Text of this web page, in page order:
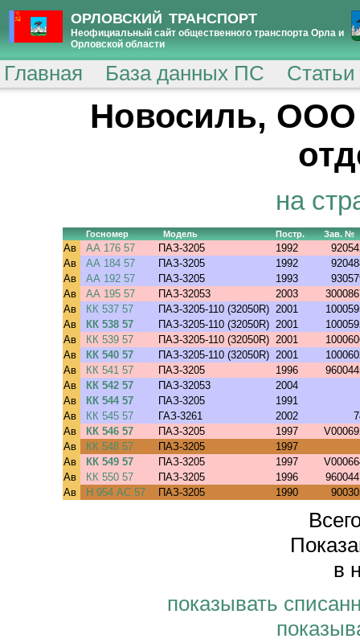
ОРЛОВСКИЙ ТРАНСПОРТ
Неофициальный сайт общественного транспорта Орла и
Орловской области
Главная База данных ПС
Новосиль, ООО
на
Госномер Модель Постр. Зав. №
Ав АА 176 57 ПАЗ-3205 1992
Ав
АА 184 57 ПАЗ-3205 1992
Ав
АА 192 57 ПАЗ-3205 1993
Ав
АА 195 57 ПАЗ-32053 2003
Ав
КК 537 57 ПАЗ-3205-110 (32050R) 2001
Ав
КК 538 57 ПАЗ-3205-110 (32050R) 2001
Ав
КК 539 57 ПАЗ-3205-110 (32050R) 2001
Ав
КК 540 57 ПАЗ-3205-110 (32050R) 2001
Ав
КК 541 57 ПАЗ-3205 1996
Ав
КК 542 57 ПАЗ-32053
2004
Ав
КК 544 57 ПАЗ-3205
1991
Ав
КК 545 57 ГАЗ-3261 2002
Ав
КК 546 57 ПАЗ-3205 1997
Ав
КК 548 57 ПАЗ-3205
1997
Ав
КК 549 57 ПАЗ-3205 1997
Ав
КК 550 57 ПАЗ-3205 1996
Ав
Н 954 АС 57 ПАЗ-3205 1990
в
показывать